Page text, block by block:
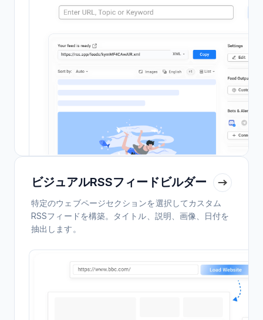
ビジュアルRSSフィードビルダー
特定のウェブページセクションを選択してカスタム
RSSフィードを構築。タイトル、説明、画像、日付を
抽出します。